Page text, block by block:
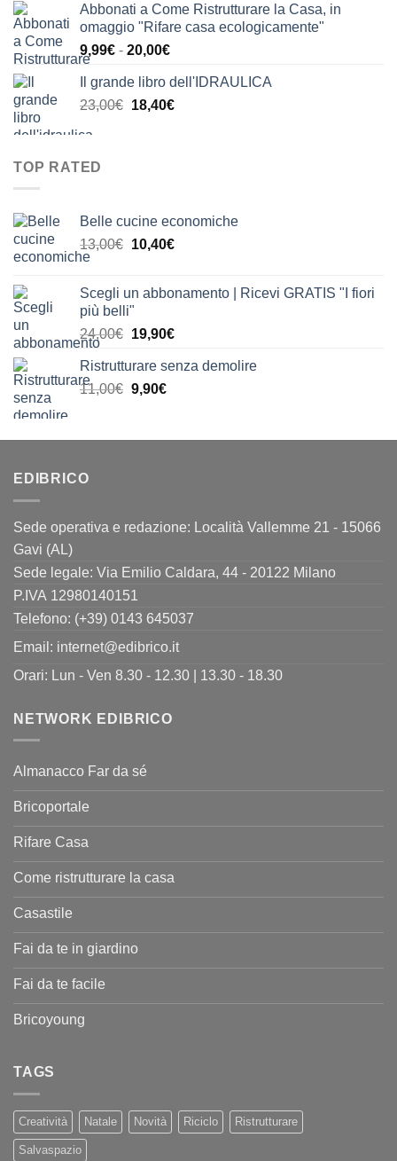
originale
era:
24,00€.
attuale
è:
Abbonati a Come Ristrutturare la Casa, in
omaggio "Rifare casa ecologicamente"
9,99€ - 20,00€Fascia
prezzo:
da
Il grande libro dell'IDRAULICA
23,00€ Il
18,40€Il
TOP RATED
Belle cucine economiche
13,00€ Il
era:
10,40€Il
è:
Scegli un abbonamento | Ricevi GRATIS "I fiori
più belli"
24,00€ Il
originale
era:
19,90€Il
attuale
Ristrutturare senza demolire
11,00€ Il
era:
9,90€Il
è:
EDIBRICO
Sede operativa e redazione: Località Vallemme 21 - 15066
Gavi (AL)
Sede legale: Via Emilio Caldara, 44 - 20122 Milano
P.IVA 12980140151
Telefono: (+39) 0143 645037
Email: internet@edibrico.it
Orari: Lun - Ven 8.30 - 12.30 | 13.30 - 18.30
NETWORK EDIBRICO
Almanacco Far da sé
Bricoportale
Rifare Casa
Come ristrutturare la casa
Casastile
Fai da te in giardino
Fai da te facile
Bricoyoung
TAGS
Creatività Natale Novità Riciclo Ristrutturare
Salvaspazio